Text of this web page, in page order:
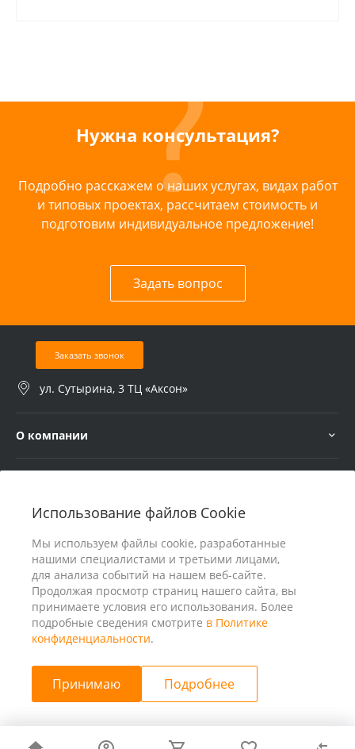
Использование файлов Cookie
Мы используем файлы cookie, разработанные
нашими специалистами и третьими лицами,
для анализа событий на нашем веб-сайте.
Продолжая просмотр страниц нашего сайта, вы
принимаете условия его использования. Более
подробные сведения смотрите в Политике
конфиденциальности.
Принимаю Подробнее
Нужна консультация?
Подробно расскажем о наших услугах, видах работ
и типовых проектах, рассчитаем стоимость и
подготовим индивидуальное предложение!
Задать вопрос
Заказать звонок
ул. Сутырина, 3 ТЦ «Аксон»
О компании
© 2026 ООО «25 Киловатт» ИНН 4401188290, Все права